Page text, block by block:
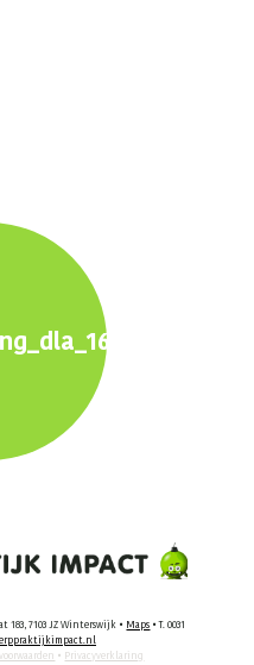
183, 7103 JZ Winterswijk • Maps • T. 0031
• Privacyverklaring